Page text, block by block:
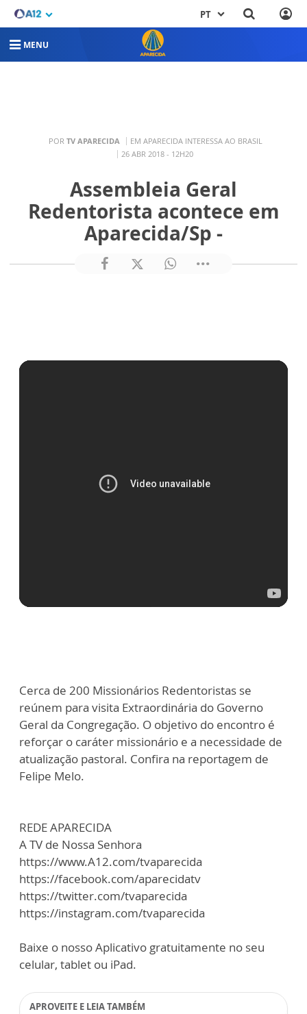
PT
MENU
POR TV APARECIDA
EM APARECIDA INTERESSA AO BRASIL
26 ABR 2018 - 12H20
Assembleia Geral
Redentorista acontece em
Aparecida/Sp -
Cerca de 200 Missionários Redentoristas se
reúnem para visita Extraordinária do Governo
Geral da Congregação. O objetivo do encontro é
reforçar o caráter missionário e a necessidade de
atualização pastoral. Confira na reportagem de
Felipe Melo.
REDE APARECIDA
A TV de Nossa Senhora
https://www.A12.com/tvaparecida
https://facebook.com/aparecidatv
https://twitter.com/tvaparecida
https://instagram.com/tvaparecida
Baixe o nosso Aplicativo gratuitamente no seu
celular, tablet ou iPad.
APROVEITE E LEIA TAMBÉM